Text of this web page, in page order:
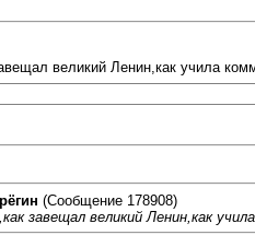
великий Ленин,как учила
(Сообщение 178908)
завещал великий Ленин,как